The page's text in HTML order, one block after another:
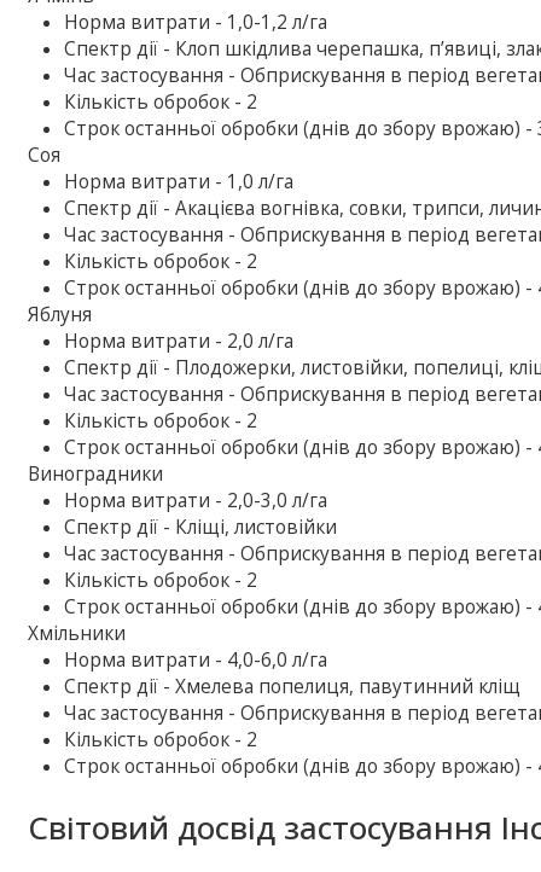
Норма витрати - 1,0-1,2 л/га
Спектр дії - Клоп шкідлива черепашка, п’явиці,
Час застосування - Обприскування в період
Кількість обробок - 2
Строк останньої обробки (днів до збору врожаю) -
Соя
Норма витрати - 1,0 л/га
Спектр дії - Акацієва вогнівка, совки, трипси,
Час застосування - Обприскування в період
Кількість обробок - 2
Строк останньої обробки (днів до збору врожаю) -
Яблуня
Норма витрати - 2,0 л/га
Спектр дії - Плодожерки, листовійки, попелиці,
Час застосування - Обприскування в період
Кількість обробок - 2
Строк останньої обробки (днів до збору врожаю) -
Виноградники
Норма витрати - 2,0-3,0 л/га
Спектр дії - Кліщі, листовійки
Час застосування - Обприскування в період
Кількість обробок - 2
Строк останньої обробки (днів до збору врожаю) -
Хмільники
Норма витрати - 4,0-6,0 л/га
Спектр дії - Хмелева попелиця, павутинний кліщ
Час застосування - Обприскування в період
Кількість обробок - 2
Строк останньої обробки (днів до збору врожаю) -
Світовий досвід застосування